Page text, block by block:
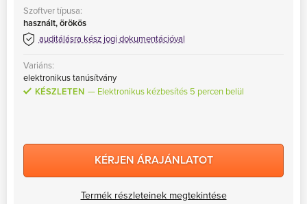
Szoftver típusa:
használt, örökös
auditálásra kész jogi dokumentációval
Variáns:
elektronikus tanúsítvány
KÉSZLETEN
Elektronikus kézbesítés 5 percen belül
KÉRJEN ÁRAJÁNLATOT
Termék részleteinek megtekintése